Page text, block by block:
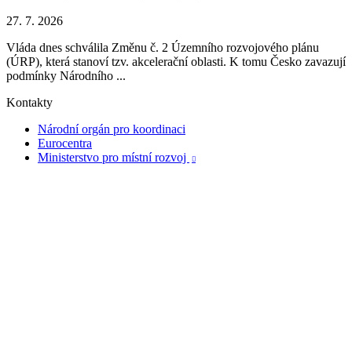
27. 7. 2026
Vláda dnes schválila Změnu č. 2 Územního rozvojového plánu
(ÚRP), která stanoví tzv. akcelerační oblasti. K tomu Česko zavazují
podmínky Národního ...
Kontakty
Národní orgán pro koordinaci
Eurocentra
Ministerstvo pro místní rozvoj
